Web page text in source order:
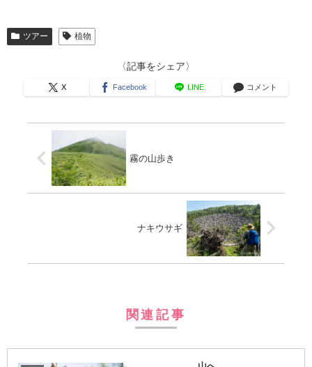
ツアー 植物
〈記事をシェア〉
X Facebook LINE コメント
霧の山歩き
ナキウサギ
関連記事